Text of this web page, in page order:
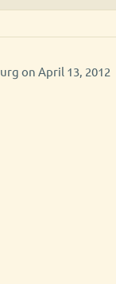
on April 13, 2012